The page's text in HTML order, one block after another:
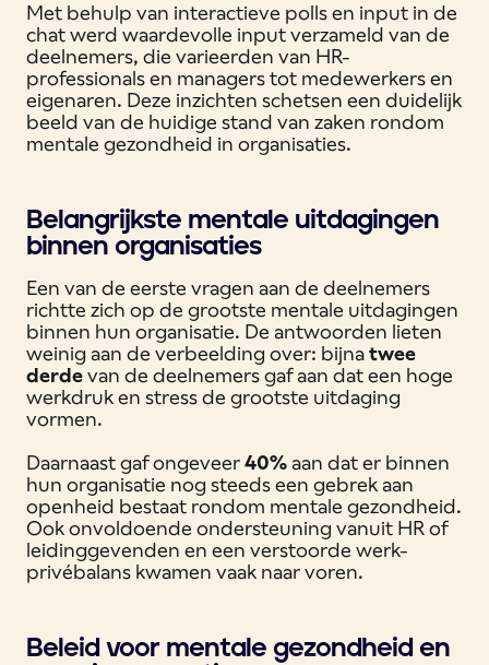
Met behulp van interactieve polls en input in de
chat werd waardevolle input verzameld van de
deelnemers, die varieerden van HR-
professionals en managers tot medewerkers en
eigenaren. Deze inzichten schetsen een duidelijk
beeld van de huidige stand van zaken rondom
mentale gezondheid in organisaties.
Belangrijkste mentale uitdagingen
binnen organisaties
Een van de eerste vragen aan de deelnemers
richtte zich op de grootste mentale uitdagingen
binnen hun organisatie. De antwoorden lieten
weinig aan de verbeelding over: bijnatwee
derdevan de deelnemers gaf aan dat een hoge
werkdruk en stress de grootste uitdaging
vormen.
Daarnaast gaf ongeveer40%aan dat er binnen
hun organisatie nog steeds een gebrek aan
openheid bestaat rondom mentale gezondheid.
Ook onvoldoende ondersteuning vanuit HR of
leidinggevenden en een verstoorde werk-
privébalans kwamen vaak naar voren.
Beleid voor mentale gezondheid en